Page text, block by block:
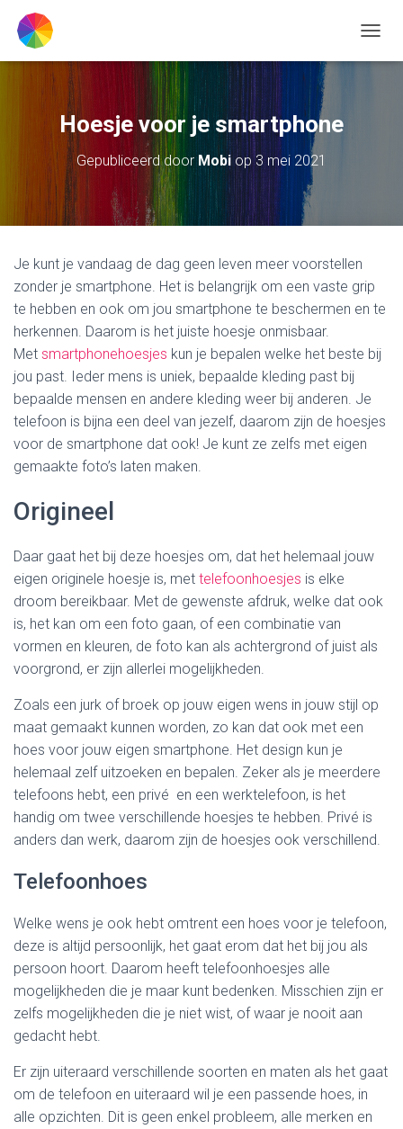
Hoesje voor je smartphone
Gepubliceerd door Mobi op3 mei 2021
Je kunt je vandaag de dag geen leven meer voorstellen
zonder je smartphone. Het is belangrijk om een vaste grip
te hebben en ook om jou smartphone te beschermen en te
herkennen. Daarom is het juiste hoesje onmisbaar.
Met smartphonehoesjes kun je bepalen welke het beste bij
jou past. Ieder mens is uniek, bepaalde kleding past bij
bepaalde mensen en andere kleding weer bij anderen. Je
telefoon is bijna een deel van jezelf, daarom zijn de hoesjes
voor de smartphone dat ook! Je kunt ze zelfs met eigen
gemaakte foto’s laten maken.
Origineel
Daar gaat het bij deze hoesjes om, dat het helemaal jouw
eigen originele hoesje is, met telefoonhoesjes is elke
droom bereikbaar. Met de gewenste afdruk, welke dat ook
is, het kan om een foto gaan, of een combinatie van
vormen en kleuren, de foto kan als achtergrond of juist als
voorgrond, er zijn allerlei mogelijkheden.
Zoals een jurk of broek op jouw eigen wens in jouw stijl op
maat gemaakt kunnen worden, zo kan dat ook met een
hoes voor jouw eigen smartphone. Het design kun je
helemaal zelf uitzoeken en bepalen. Zeker als je meerdere
telefoons hebt, een privé en een werktelefoon, is het
handig om twee verschillende hoesjes te hebben. Privé is
anders dan werk, daarom zijn de hoesjes ook verschillend.
Telefoonhoes
Welke wens je ook hebt omtrent een hoes voor je telefoon,
deze is altijd persoonlijk, het gaat erom dat het bij jou als
persoon hoort. Daarom heeft telefoonhoesjes alle
mogelijkheden die je maar kunt bedenken. Misschien zijn er
zelfs mogelijkheden die je niet wist, of waar je nooit aan
gedacht hebt.
Er zijn uiteraard verschillende soorten en maten als het gaat
om de telefoon en uiteraard wil je een passende hoes, in
alle opzichten. Dit is geen enkel probleem, alle merken en